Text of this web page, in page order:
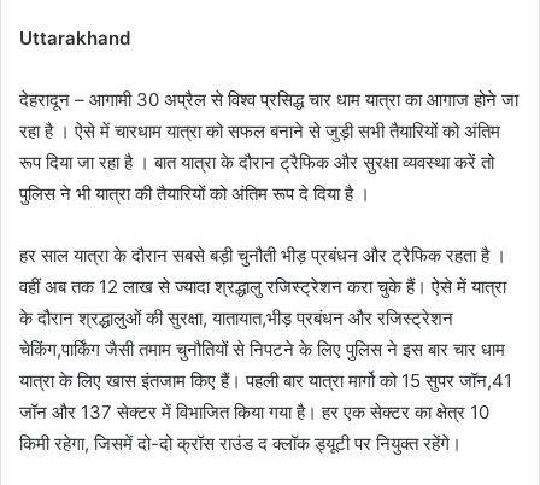
Uttarakhand
देहरादून – आगामी 30 अप्रैल से विश्व प्रसिद्ध चार धाम यात्रा का आगाज होने जा
रहा है । ऐसे में चारधाम यात्रा को सफल बनाने से जुड़ी सभी तैयारियों को अंतिम
रूप दिया जा रहा है । बात यात्रा के दौरान ट्रैफिक और सुरक्षा व्यवस्था करें तो
पुलिस ने भी यात्रा की तैयारियों को अंतिम रूप दे दिया है ।
हर साल यात्रा के दौरान सबसे बड़ी चुनौती भीड़ प्रबंधन और ट्रैफिक रहता है ।
वहीं अब तक 12 लाख से ज्यादा श्रद्धालु रजिस्ट्रेशन करा चुके हैं। ऐसे में यात्रा
के दौरान श्रद्धालुओं की सुरक्षा, यातायात,भीड़ प्रबंधन और रजिस्ट्रेशन
चेकिंग,पार्किंग जैसी तमाम चुनौतियों से निपटने के लिए पुलिस ने इस बार चार धाम
यात्रा के लिए खास इंतजाम किए हैं। पहली बार यात्रा मार्गो को 15 सुपर जॉन,41
जॉन और 137 सेक्टर में विभाजित किया गया है। हर एक सेक्टर का क्षेत्र 10
किमी रहेगा, जिसमें दो-दो क्रॉस राउंड द क्लॉक ड्यूटी पर नियुक्त रहेंगे।